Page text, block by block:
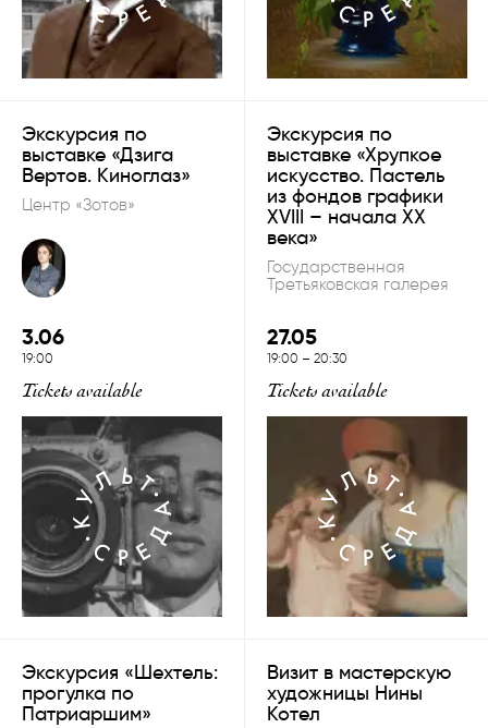
Экскурсия по
выставке «Дзига
Вертов. Киноглаз»
Центр «Зотов»
Tickets available
3.06
19:00
Экскурсия по
выставке «Хрупкое
искусство. Пастель
из фондов графики
XVIII – начала XX
века»
Государственная
Третьяковская галерея
Tickets available
27.05
19:00 – 20:30
Экскурсия «Шехтель:
прогулка по
Патриаршим»
Визит в мастерскую
художницы Нины
Котел